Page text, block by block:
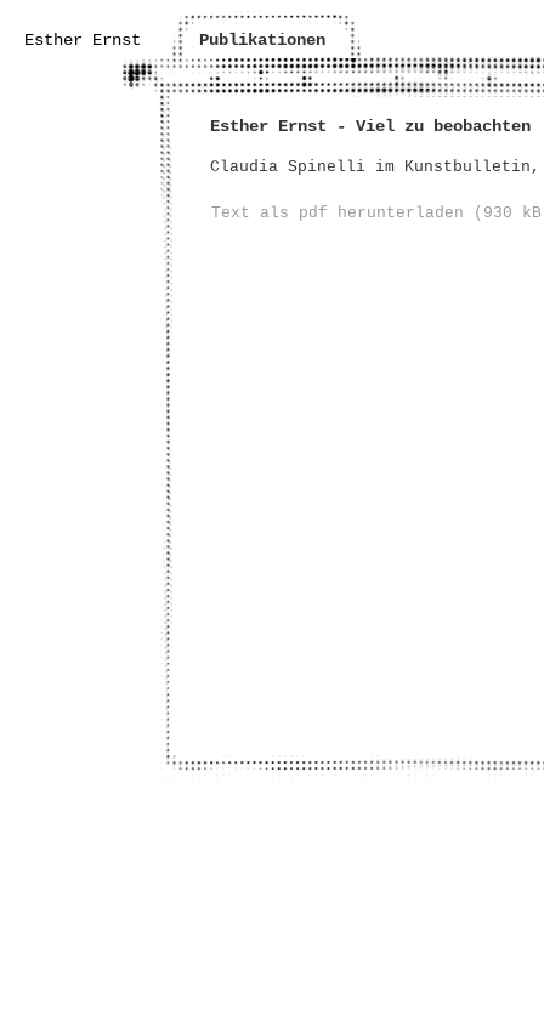
Esther Ernst Publikationen
Esther Ernst - Viel zu beobachten
Claudia Spinelli im Kunstbulletin,
Text als pdf herunterladen (930